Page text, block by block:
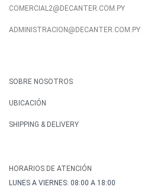
COMERCIAL2@DECANTER.COM.PY
ADMINISTRACION@DECANTER.COM.PY
SOBRE NOSOTROS
UBICACIÓN
SHIPPING & DELIVERY
HORARIOS DE ATENCIÓN
LUNES A VIERNES: 08:00 A 18:00